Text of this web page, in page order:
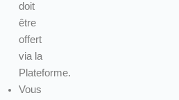
doit
être
offert
via la
Plateforme.
Vous